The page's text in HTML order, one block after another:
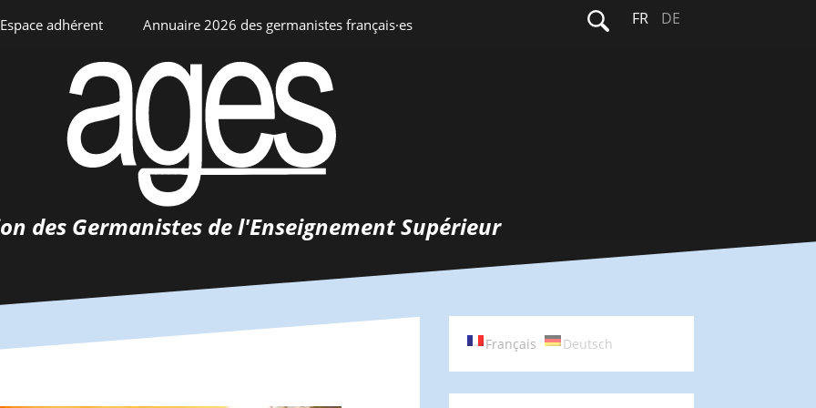
Espace adhérent
Espace personnel
Annuaire 2026 des germanistes français·es
Annuaire interne
Rechercher :
FR DE
des Germanistes de l'Enseignement Supérieur
Français Deutsch